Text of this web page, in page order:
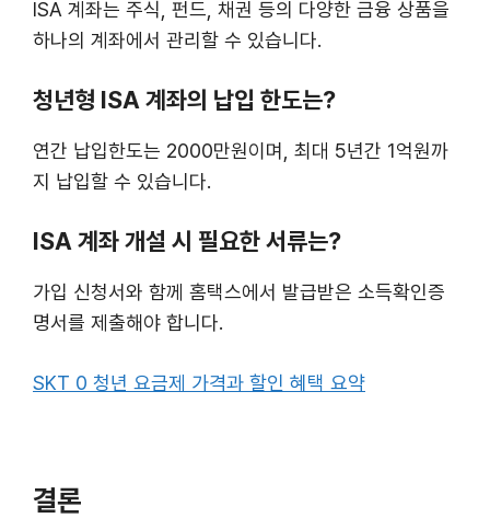
ISA 계좌는 주식, 펀드, 채권 등의 다양한 금융 상품을
하나의 계좌에서 관리할 수 있습니다.
청년형 ISA 계좌의 납입 한도는?
연간 납입한도는 2000만원이며, 최대 5년간 1억원까
지 납입할 수 있습니다.
ISA 계좌 개설 시 필요한 서류는?
가입 신청서와 함께 홈택스에서 발급받은 소득확인증
명서를 제출해야 합니다.
SKT 0 청년 요금제 가격과 할인 혜택 요약
결론